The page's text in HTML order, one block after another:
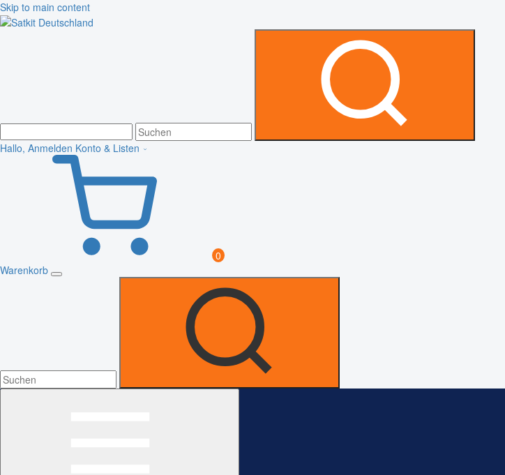
Skip to main content
Hallo, Anmelden Konto & Listen
0
Warenkorb